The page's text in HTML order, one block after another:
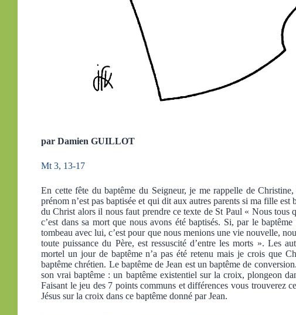
par Damien GUILLOT
Mt 3, 13-17
En cette fête du baptême du Seigneur, je me rappelle de
prénom n’est pas baptisée et qui dit aux autres parents si ma fille est
du Christ alors il nous faut prendre ce texte de St Paul « Nous tous
c’est dans sa mort que nous avons été baptisés. Si, par le
tombeau avec lui, c’est pour que nous menions une vie nouvelle,
toute puissance du Père, est ressuscité d’entre les morts ». Les
mortel un jour de baptême n’a pas été retenu mais je crois que
baptême chrétien. Le baptême de Jean est un baptême de
son vrai baptême : un baptême existentiel sur la croix, plongeon
Faisant le jeu des 7 points communs et différences vous trouverez
Jésus sur la croix dans ce baptême donné par Jean.